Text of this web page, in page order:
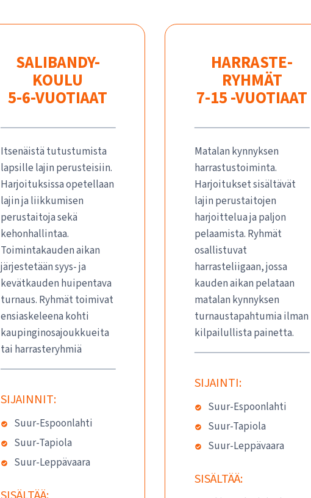
SALIBANDY-
KOULU
5-6-VUOTIAAT
Itsenäistä tutustumista
lapsille lajin perusteisiin.
Harjoituksissa opetellaan
lajin ja liikkumisen
perustaitoja sekä
kehonhallintaa.
Toimintakauden aikan
järjestetään syys- ja
kevätkauden huipentava
turnaus. Ryhmät toimivat
ensiaskeleena kohti
kaupinginosajoukkueita
tai harrasteryhmiä
SIJAINNIT:
Suur-Espoonlahti
Suur-Tapiola
Suur-Leppävaara
HARRASTE-
RYHMÄT
7-15 -VUOTIAAT
Matalan kynnyksen
harrastustoiminta.
Harjoitukset sisältävät
lajin perustaitojen
harjoittelua ja paljon
pelaamista. Ryhmät
osallistuvat
harrasteliigaan, jossa
kauden aikan pelataan
matalan kynnyksen
turnaustapahtumia ilman
kilpailullista painetta.
SIJAINTI:
Suur-Espoonlahti
Suur-Tapiola
Suur-Leppävaara
SISÄLTÄÄ: